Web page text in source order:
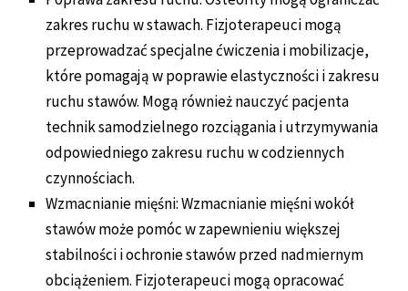
zakres ruchu w stawach. Fizjoterapeuci mogą
przeprowadzać specjalne ćwiczenia i mobilizacje,
które pomagają w poprawie elastyczności i zakresu
ruchu stawów. Mogą również nauczyć pacjenta
technik samodzielnego rozciągania i utrzymywania
odpowiedniego zakresu ruchu w codziennych
czynnościach.
Wzmacnianie mięśni: Wzmacnianie mięśni wokół
stawów może pomóc w zapewnieniu większej
stabilności i ochronie stawów przed nadmiernym
obciążeniem. Fizjoterapeuci mogą opracować